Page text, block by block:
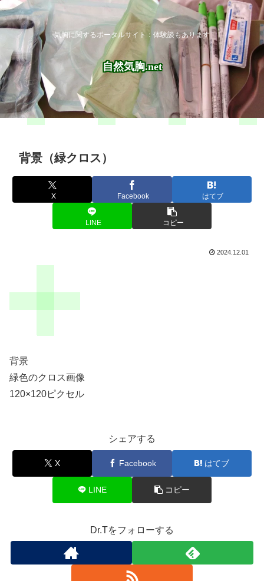
気胸に関するポータルサイト：体験談もあります
自然気胸.net
背景（緑クロス）
X Facebook はてブ
LINE コピー
2024.12.01
背景
緑色のクロス画像
120×120ピクセル
シェアする
X Facebook はてブ
LINE コピー
Dr.Tをフォローする